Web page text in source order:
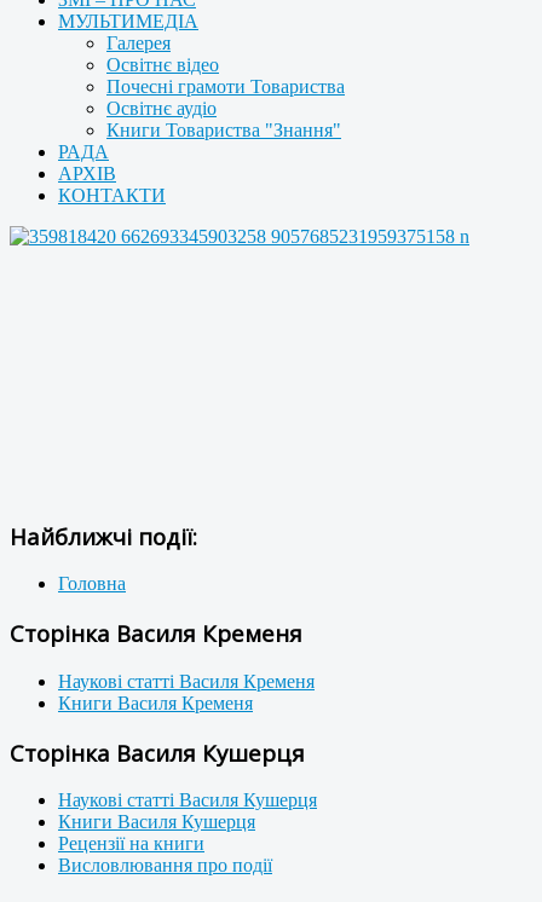
МУЛЬТИМЕДІА
Галерея
Освітнє відео
Почесні грамоти Товариства
Освітнє аудіо
Книги Товариства "Знання"
РАДА
АРХІВ
КОНТАКТИ
Найближчі події:
Головна
Сторінка Василя Кременя
Наукові статті Василя Кременя
Книги Василя Кременя
Сторінка Василя Кушерця
Наукові статті Василя Кушерця
Книги Василя Кушерця
Рецензії на книги
Висловлювання про події